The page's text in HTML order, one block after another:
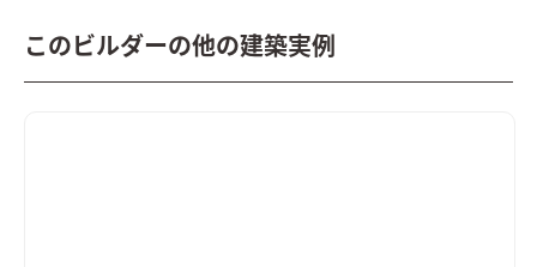
このビルダーの他の建築実例